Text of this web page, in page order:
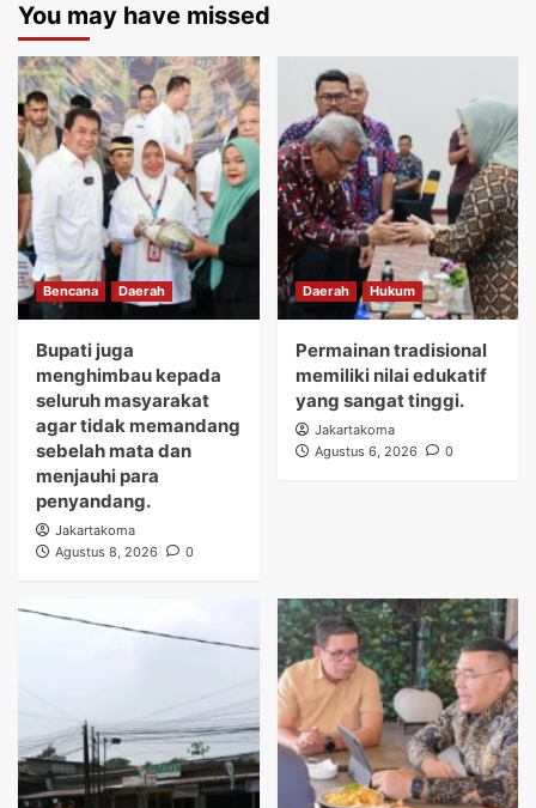
You may have missed
Bencana Daerah
Bupati juga
menghimbau kepada
seluruh masyarakat
agar tidak memandang
sebelah mata dan
menjauhi para
penyandang.
Jakartakoma
Agustus 8, 2026
0
Daerah Hukum
Permainan tradisional
memiliki nilai edukatif
yang sangat tinggi.
Jakartakoma
Agustus 6, 2026
0